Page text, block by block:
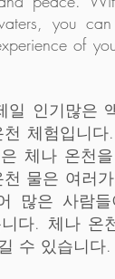
you
of
일 인기많은
체험입니다
체나 온천
물은 여러
많은 사람
다. 체나 온
수 있습니다.